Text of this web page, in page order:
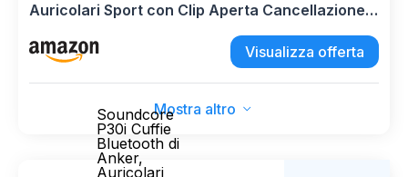
Auricolari Sport con Clip Aperta Cancellazione
del Rumore ENC Hi-Fi Stereo e Bassi Profondi
30H di Autonomia Ricarica Rapida USB-C IPX5
Visualizza offerta
Mostra altro
Soundcore
P30i Cuffie
Bluetooth di
Anker,
Auricolari